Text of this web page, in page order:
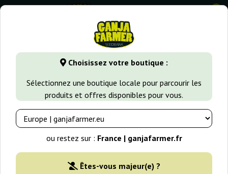
Choisissez votre boutique :
Sélectionnez une boutique locale pour parcourir les
produits et offres disponibles pour vous.
ou restez sur : France | ganjafarmer.fr
Êtes-vous majeur(e) ?
0
GanjaFarmer.fr Types de Graines Graines de Cannabis à
Graines de Cannabis à Croissance
Basse
Nous présentons une collection des graines de Cannabis les
précieuses ayant une haute valeur de collection. Des
spécimens compacts et denses de producteurs renommés,
avec une génétique de qualité, garantissent la satisfaction des